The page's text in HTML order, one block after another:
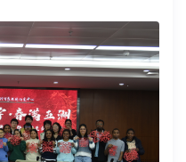
的顺利开展提供了全面保
划”吸引了全国1.5万名初
最终来自北京、上海、乌
所中学的40名女生参与到本
包装设计、碳足迹核算、
生物基可降解包装材料、
科学院大学校史馆及中国